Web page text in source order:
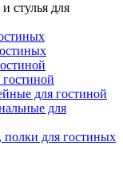
стулья для
для гостиной
для
для гостиных